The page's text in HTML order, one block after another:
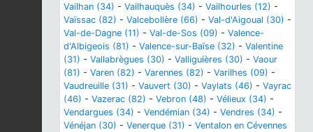
Vailhan (34) - Vailhauquès (34) - Vailhourles (12) -
Vaïssac (82) - Valcebollère (66) - Val-d'Aigoual (30) -
Val-de-Dagne (11) - Val-de-Sos (09) - Valence-
d'Albigeois (81) - Valence-sur-Baïse (32) - Valentine
(31) - Vallabrègues (30) - Valliguières (30) - Vaour
(81) - Varen (82) - Varennes (82) - Varilhes (09) -
Vaudreuille (31) - Vauvert (30) - Vaylats (46) - Vayrac
(46) - Vazerac (82) - Vebron (48) - Vélieux (34) -
Vendargues (34) - Vendémian (34) - Vendres (34) -
Vénéjan (30) - Venerque (31) - Ventalon en Cévennes